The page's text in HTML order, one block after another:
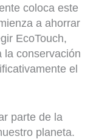
coloca este
a ahorrar
EcoTouch,
la conservación
el
parte de la
planeta.